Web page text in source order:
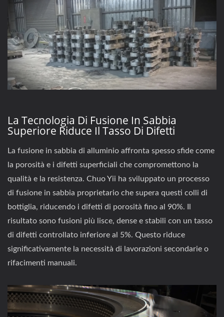
La Tecnologia Di Fusione In Sabbia
Superiore Riduce Il Tasso Di Difetti
La fusione in sabbia di alluminio affronta spesso sfide come
la porosità e i difetti superficiali che compromettono la
qualità e la resistenza. Chuo Yii ha sviluppato un processo
di fusione in sabbia proprietario che supera questi colli di
bottiglia, riducendo i difetti di porosità fino al 90%. Il
risultato sono fusioni più lisce, dense e stabili con un tasso
di difetti controllato inferiore al 5%. Questo riduce
significativamente la necessità di lavorazioni secondarie o
rifacimenti manuali.